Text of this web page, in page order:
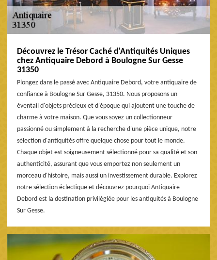
Découvrez le Trésor Caché d'Antiquités Uniques
chez Antiquaire Debord à Boulogne Sur Gesse
31350
Plongez dans le passé avec Antiquaire Debord, votre antiquaire de
confiance à Boulogne Sur Gesse, 31350. Nous proposons un
éventail d'objets précieux et d'époque qui ajoutent une touche de
charme à votre maison. Que vous soyez un collectionneur
passionné ou simplement à la recherche d'une pièce unique, notre
sélection d'antiquités offre quelque chose pour tout le monde.
Chaque objet est soigneusement sélectionné pour sa qualité et son
authenticité, assurant que vous emportez non seulement un
morceau d'histoire, mais aussi un investissement durable. Explorez
notre sélection éclectique et découvrez pourquoi Antiquaire
Debord est la destination privilégiée pour les antiquités à Boulogne
Sur Gesse.